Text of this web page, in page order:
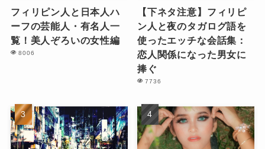
フィリピン人と日本人ハ
ーフの芸能人・有名人一
覧！美人ぞろいの女性編
8006
【下ネタ注意】フィリピ
ン人と夜のタガログ語を
使ったエッチな会話集：
恋人関係になった男女に
捧ぐ
7736